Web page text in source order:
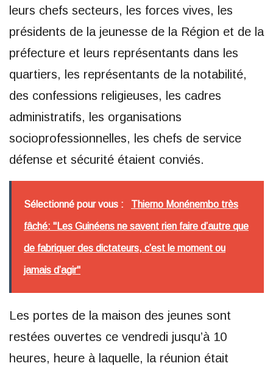
leurs chefs secteurs, les forces vives, les
présidents de la jeunesse de la Région et de la
préfecture et leurs représentants dans les
quartiers, les représentants de la notabilité,
des confessions religieuses, les cadres
administratifs, les organisations
socioprofessionnelles, les chefs de service
défense et sécurité étaient conviés.
Sélectionné pour vous : Thierno Monénembo très
fâché: "Les Guinéens ne savent rien faire d’autre que
de fabriquer des dictateurs, c’est le moment ou
jamais d’agir"
Les portes de la maison des jeunes sont
restées ouvertes ce vendredi jusqu’à 10
heures, heure à laquelle, la réunion était